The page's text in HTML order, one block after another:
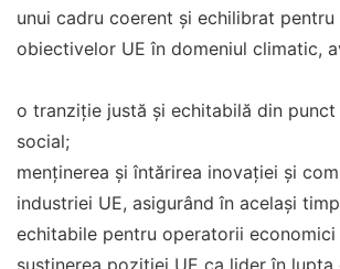
unui cadru coerent și echilibrat pentru
obiectivelor UE în domeniul climatic,
o tranziție justă și echitabilă din punct
social;
menținerea și întărirea inovației și
industriei UE, asigurând în același
echitabile pentru operatorii
susținerea poziției UE ca lider în lupta